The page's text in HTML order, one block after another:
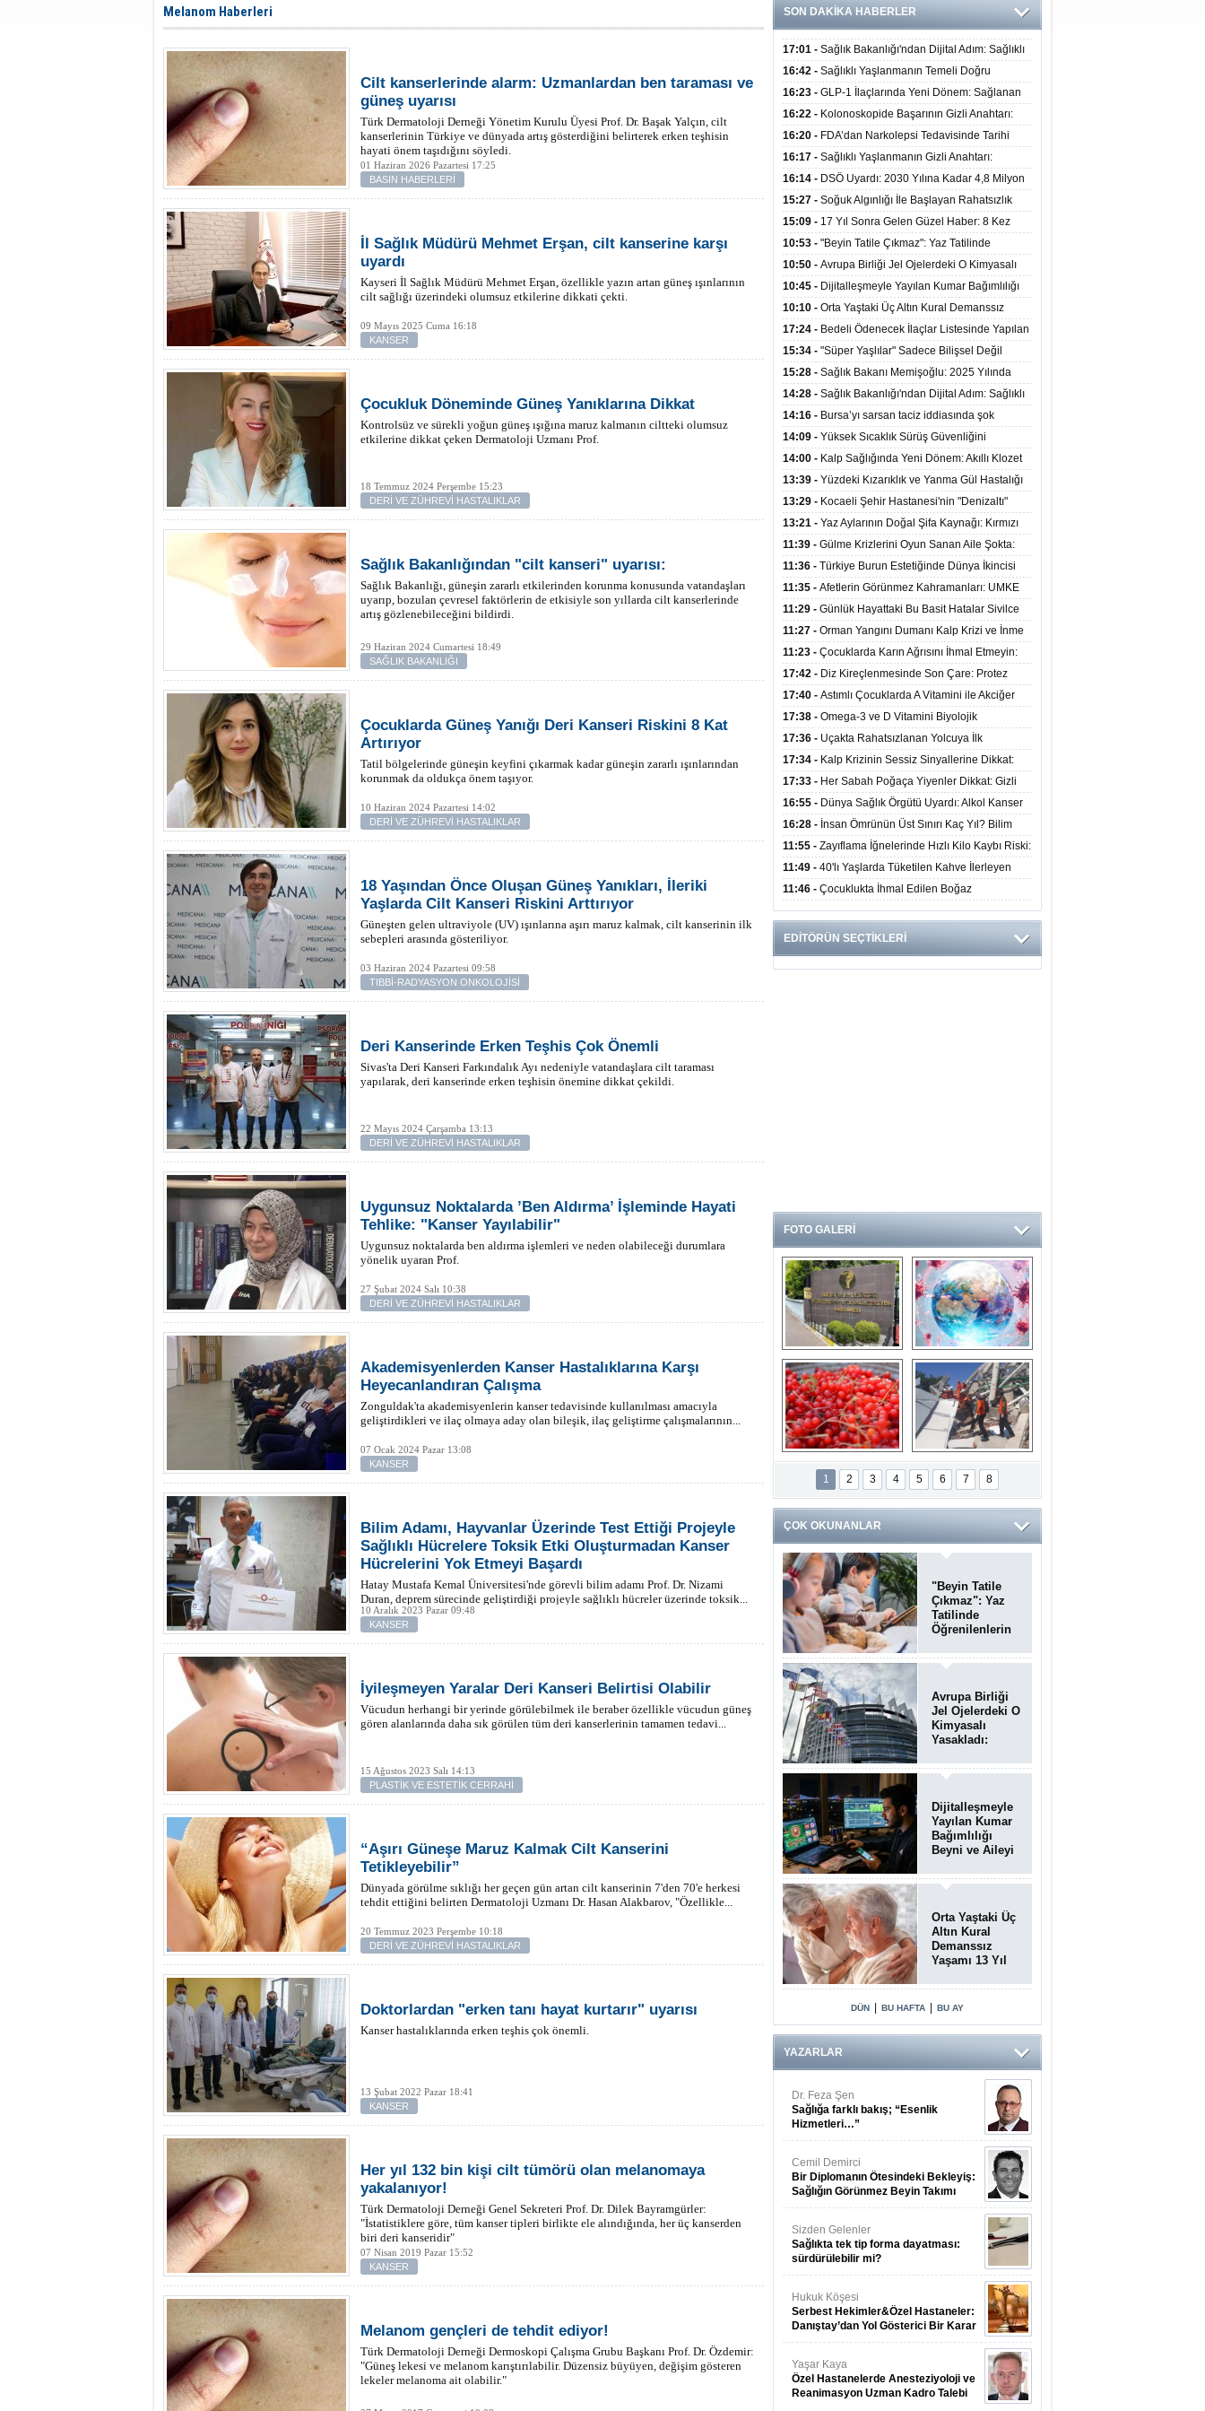
Melanom Haberleri
Cilt kanserlerinde alarm: Uzmanlardan ben taraması ve
güneş uyarısı
Türk Dermatoloji Derneği Yönetim Kurulu Üyesi Prof. Dr. Başak Yalçın, cilt
kanserlerinin Türkiye ve dünyada artış gösterdiğini belirterek erken teşhisin
hayati önem taşıdığını söyledi.
01 Haziran 2026 Pazartesi 17:25
BASIN HABERLERİ
İl Sağlık Müdürü Mehmet Erşan, cilt kanserine karşı
uyardı
Kayseri İl Sağlık Müdürü Mehmet Erşan, özellikle yazın artan güneş ışınlarının
cilt sağlığı üzerindeki olumsuz etkilerine dikkati çekti.
09 Mayıs 2025 Cuma 16:18
KANSER
Çocukluk Döneminde Güneş Yanıklarına Dikkat
Kontrolsüz ve sürekli yoğun güneş ışığına maruz kalmanın ciltteki olumsuz
etkilerine dikkat çeken Dermatoloji Uzmanı Prof.
18 Temmuz 2024 Perşembe 15:23
DERİ VE ZÜHREVİ HASTALIKLAR
Sağlık Bakanlığından "cilt kanseri" uyarısı:
Sağlık Bakanlığı, güneşin zararlı etkilerinden korunma konusunda vatandaşları
uyarıp, bozulan çevresel faktörlerin de etkisiyle son yıllarda cilt kanserlerinde
artış gözlenebileceğini bildirdi.
29 Haziran 2024 Cumartesi 18:49
SAĞLIK BAKANLIĞI
Çocuklarda Güneş Yanığı Deri Kanseri Riskini 8 Kat
Artırıyor
Tatil bölgelerinde güneşin keyfini çıkarmak kadar güneşin zararlı ışınlarından
korunmak da oldukça önem taşıyor.
10 Haziran 2024 Pazartesi 14:02
DERİ VE ZÜHREVİ HASTALIKLAR
18 Yaşından Önce Oluşan Güneş Yanıkları, İleriki
Yaşlarda Cilt Kanseri Riskini Arttırıyor
Güneşten gelen ultraviyole (UV) ışınlarına aşırı maruz kalmak, cilt kanserinin ilk
sebepleri arasında gösteriliyor.
03 Haziran 2024 Pazartesi 09:58
TIBBİ-RADYASYON ONKOLOJİSİ
Deri Kanserinde Erken Teşhis Çok Önemli
Sivas'ta Deri Kanseri Farkındalık Ayı nedeniyle vatandaşlara cilt taraması
yapılarak, deri kanserinde erken teşhisin önemine dikkat çekildi.
22 Mayıs 2024 Çarşamba 13:13
DERİ VE ZÜHREVİ HASTALIKLAR
Uygunsuz Noktalarda ’Ben Aldırma’ İşleminde Hayati
Tehlike: "Kanser Yayılabilir"
Uygunsuz noktalarda ben aldırma işlemleri ve neden olabileceği durumlara
yönelik uyaran Prof.
27 Şubat 2024 Salı 10:38
DERİ VE ZÜHREVİ HASTALIKLAR
Akademisyenlerden Kanser Hastalıklarına Karşı
Heyecanlandıran Çalışma
Zonguldak'ta akademisyenlerin kanser tedavisinde kullanılması amacıyla
geliştirdikleri ve ilaç olmaya aday olan bileşik, ilaç geliştirme çalışmalarının...
07 Ocak 2024 Pazar 13:08
KANSER
Bilim Adamı, Hayvanlar Üzerinde Test Ettiği Projeyle
Sağlıklı Hücrelere Toksik Etki Oluşturmadan Kanser
Hücrelerini Yok Etmeyi Başardı
Hatay Mustafa Kemal Üniversitesi'nde görevli bilim adamı Prof. Dr. Nizami
Duran, deprem sürecinde geliştirdiği projeyle sağlıklı hücreler üzerinde toksik...
10 Aralık 2023 Pazar 09:48
KANSER
İyileşmeyen Yaralar Deri Kanseri Belirtisi Olabilir
Vücudun herhangi bir yerinde görülebilmek ile beraber özellikle vücudun güneş
gören alanlarında daha sık görülen tüm deri kanserlerinin tamamen tedavi...
15 Ağustos 2023 Salı 14:13
PLASTİK VE ESTETİK CERRAHİ
“Aşırı Güneşe Maruz Kalmak Cilt Kanserini
Tetikleyebilir”
Dünyada görülme sıklığı her geçen gün artan cilt kanserinin 7'den 70'e herkesi
tehdit ettiğini belirten Dermatoloji Uzmanı Dr. Hasan Alakbarov, "Özellikle...
20 Temmuz 2023 Perşembe 10:18
DERİ VE ZÜHREVİ HASTALIKLAR
Doktorlardan "erken tanı hayat kurtarır" uyarısı
Kanser hastalıklarında erken teşhis çok önemli.
13 Şubat 2022 Pazar 18:41
KANSER
Her yıl 132 bin kişi cilt tümörü olan melanomaya
yakalanıyor!
Türk Dermatoloji Derneği Genel Sekreteri Prof. Dr. Dilek Bayramgürler:
"İstatistiklere göre, tüm kanser tipleri birlikte ele alındığında, her üç kanserden
biri deri kanseridir"
07 Nisan 2019 Pazar 15:52
KANSER
Melanom gençleri de tehdit ediyor!
Türk Dermatoloji Derneği Dermoskopi Çalışma Grubu Başkanı Prof. Dr. Özdemir:
"Güneş lekesi ve melanom karıştırılabilir. Düzensiz büyüyen, değişim gösteren
lekeler melanoma ait olabilir."
SON DAKİKA HABERLER
17:01 - Sağlık Bakanlığı'ndan Dijital Adım: Sağlıklı
Hayat Merkezlerinde Uzaktan Danışmanlık Dönemi
Başladı
16:42 - Sağlıklı Yaşlanmanın Temeli Doğru
Beslenmeden Geçiyor: İleri Yaşta Hangi Besin
Öğelerine İhtiyaç Duyuluyor?
16:23 - GLP-1 İlaçlarında Yeni Dönem: Sağlanan
Faydalar Yalnızca Kilo Kaybıyla Sınırlı Değil
16:22 - Kolonoskopide Başarının Gizli Anahtarı:
Yetersiz Bağırsak Temizliği Poliplerin Gözden
Kaçmasına Neden Oluyor
16:20 - FDA’dan Narkolepsi Tedavisinde Tarihi
Onay: Oreksin Sistemini Hedefleyen İlk İlaç
Kullanıma Sunuldu
16:17 - Sağlıklı Yaşlanmanın Gizli Anahtarı:
Düzenli Kuvvet Antrenmanı Kas Ve Kemik Sağlığını
Koruyor
16:14 - DSÖ Uyardı: 2030 Yılına Kadar 4,8 Milyon
Hemşire ve Ebe Açığı Oluşabilir
15:27 - Soğuk Algınlığı İle Başlayan Rahatsızlık
Karaciğer Yetmezliği Çıktı: 17 Yıl Sonra Nakille
Hayata Tutundu
15:09 - 17 Yıl Sonra Gelen Güzel Haber: 8 Kez
Reddedilen Hastaya 9'uncu Çağrıda Nakil Yapıldı
10:53 - "Beyin Tatile Çıkmaz": Yaz Tatilinde
Öğrenilenlerin Yüzde 39'u Unutulabiliyor
10:50 - Avrupa Birliği Jel Ojelerdeki O Kimyasalı
Yasakladı: Kısırlık ve Alerji Riski Uyarısı
10:45 - Dijitalleşmeyle Yayılan Kumar Bağımlılığı
Beyni ve Aileyi Yıkıma Uğratıyor
10:10 - Orta Yaştaki Üç Altın Kural Demanssız
Yaşamı 13 Yıl Uzatabiliyor
17:24 - Bedeli Ödenecek İlaçlar Listesinde Yapılan
Düzenlemeler Hakkında Duyuru 2026/30
15:34 - "Süper Yaşlılar" Sadece Bilişsel Değil
Fiziksel Olarak da Daha Sağlıklı Yaşıyor
15:28 - Sağlık Bakanı Memişoğlu: 2025 Yılında
300 Bini Aşkın Kişiye Emzirme Eğitimi Verildi
14:28 - Sağlık Bakanlığı'ndan Dijital Adım: Sağlıklı
Hayat Merkezlerinde Uzaktan Sağlık Hizmeti
Başladı
14:16 - Bursa’yı sarsan taciz iddiasında şok
gelişme!
14:09 - Yüksek Sıcaklık Sürüş Güvenliğini
Düşürüyor: 40 Derecede Güvenli Sürüş Süresi 53
Dakikaya İniyor
14:00 - Kalp Sağlığında Yeni Dönem: Akıllı Klozet
Kapağı 30 Saniyede Ritim Bozukluğunu Tespit
Ediyor
13:39 - Yüzdeki Kızarıklık ve Yanma Gül Hastalığı
(Rozasea) Belirtisi Olabilir
13:29 - Kocaeli Şehir Hastanesi'nin "Denizaltı"
Görünümlü Ünitesi Hastalara Umut Oluyor
13:21 - Yaz Aylarının Doğal Şifa Kaynağı: Kırmızı
Meyveler Bağışıklığı ve Kalbi Koruyor
11:39 - Gülme Krizlerini Oyun Sanan Aile Şokta:
3,5 Yaşındaki Çocuk 8 Kez Felç Geçirdi
11:36 - Türkiye Burun Estetiğinde Dünya İkincisi
Oldu
11:35 - Afetlerin Görünmez Kahramanları: UMKE
Dev Kadrosuyla Görev Başında
11:29 - Günlük Hayattaki Bu Basit Hatalar Sivilce
Oluşumunu Tetikliyor
11:27 - Orman Yangını Dumanı Kalp Krizi ve İnme
Riskini Artırıyor
11:23 - Çocuklarda Karın Ağrısını İhmal Etmeyin:
Apandisit Habercisi Olabilir
17:42 - Diz Kireçlenmesinde Son Çare: Protez
Ameliyatı İle Yaşam Kalitesi Artıyor
17:40 - Astımlı Çocuklarda A Vitamini ile Akciğer
Hacmi Arasında Bağlantı Bulundu
17:38 - Omega-3 ve D Vitamini Biyolojik
Yaşlanmayı Yavaşlatabilir
17:36 - Uçakta Rahatsızlanan Yolcuya İlk
Müdahale Sağlık Bakanı Memişoğlu'ndan Geldi
17:34 - Kalp Krizinin Sessiz Sinyallerine Dikkat:
Yalnızca Göğüs Ağrısıyla Gelmiyor
17:33 - Her Sabah Poğaça Yiyenler Dikkat: Gizli
Şeker ve Yağ Yükü Kalbi ve Bağırsakları Tehdit
Ediyor
16:55 - Dünya Sağlık Örgütü Uyardı: Alkol Kanser
Riskini Doğrudan Artırıyor
16:28 - İnsan Ömrünün Üst Sınırı Kaç Yıl? Bilim
İnsanlarından Yeni Yaşam Süresi Modeli
11:55 - Zayıflama İğnelerinde Hızlı Kilo Kaybı Riski:
Uzmanlar Hekim Kontrolü Şart Diyor
11:49 - 40'lı Yaşlarda Tüketilen Kahve İlerleyen
Yıllarda Zihinsel ve Fiziksel Sağlığı Koruyor
11:46 - Çocuklukta İhmal Edilen Boğaz
Enfeksiyonu İleride Kalp Kapağını Bozabiliyor
EDİTÖRÜN SEÇTİKLERİ
FOTO GALERİ
Ve burası da bir
devlet hastanesi
14 soruda
Koronavirüs
hakkında kendinizi
test edin...
Gilaburu meyvesi
kanserden koruyor
Endonezya’daki
deprem: Ölü sayısı
bin 203'e yükseldi
1 2 3 4 5 6 7 8
ÇOK OKUNANLAR
"Beyin Tatile
Çıkmaz": Yaz
Tatilinde
Öğrenilenlerin
Unutulabiliyor
Avrupa Birliği
Jel Ojelerdeki O
Kimyasalı
Yasakladı:
Riski Uyarısı
Dijitalleşmeyle
Yayılan Kumar
Bağımlılığı
Beyni ve Aileyi
Uğratıyor
Orta Yaştaki Üç
Altın Kural
Demanssız
Yaşamı 13 Yıl
DÜN BU HAFTA BU AY
YAZARLAR
Dr. Feza Şen
Sağlığa farklı bakış; “Esenlik
Hizmetleri…”
Cemil Demirci
Bir Diplomanın Ötesindeki Bekleyiş:
Sağlığın Görünmez Beyin Takımı
Sizden Gelenler
Sağlıkta tek tip forma dayatması:
sürdürülebilir mi?
Hukuk Köşesi
Serbest Hekimler&Özel Hastaneler:
Danıştay’dan Yol Gösterici Bir Karar
Yaşar Kaya
Özel Hastanelerde Anesteziyoloji ve
Reanimasyon Uzman Kadro Talebi